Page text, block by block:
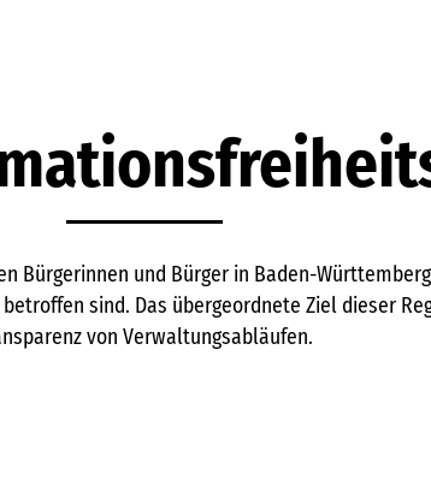
Bürgerinnen und Bürger in Baden-
sind. Das übergeordnete Ziel dieser
von Verwaltungsabläufen.